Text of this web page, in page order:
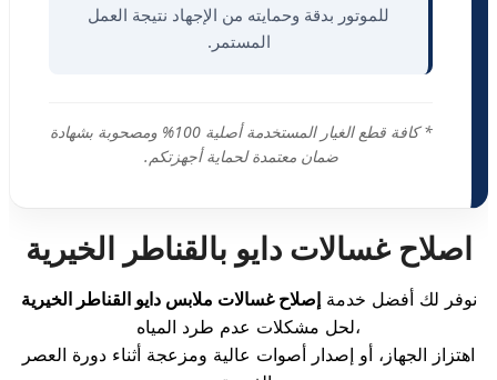
للموتور بدقة وحمايته من الإجهاد نتيجة العمل
المستمر.
* كافة قطع الغيار المستخدمة أصلية 100% ومصحوبة بشهادة
ضمان معتمدة لحماية أجهزتكم.
اصلاح غسالات دايو بالقناطر الخيرية
نوفر لك أفضل خدمةإصلاح غسالات ملابس دايو القناطر الخيرية
لحل مشكلات عدم طرد المياه،
اهتزاز الجهاز، أو إصدار أصوات عالية ومزعجة أثناء دورة العصر